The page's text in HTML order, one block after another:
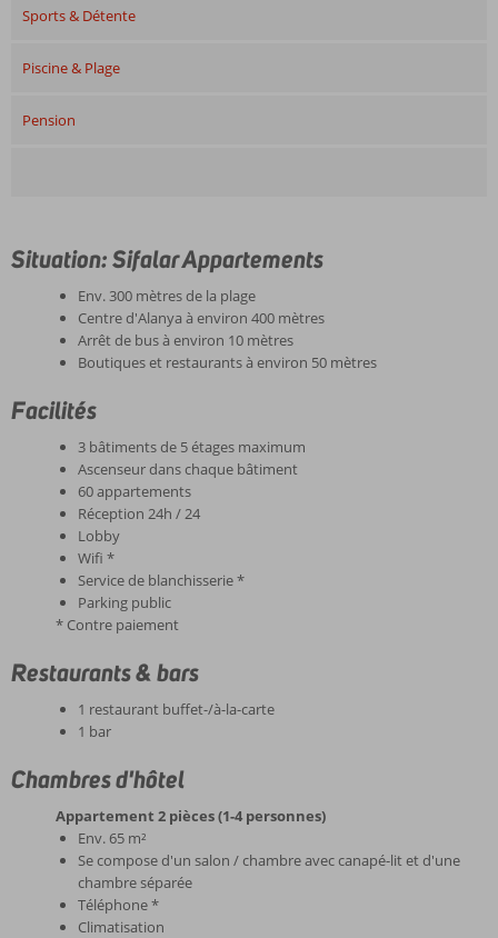
Sports & Détente
Piscine & Plage
Pension
Situation: Sifalar Appartements
Env. 300 mètres de la plage
Centre d'Alanya à environ 400 mètres
Arrêt de bus à environ 10 mètres
Boutiques et restaurants à environ 50 mètres
Facilités
3 bâtiments de 5 étages maximum
Ascenseur dans chaque bâtiment
60 appartements
Réception 24h / 24
Lobby
Wifi *
Service de blanchisserie *
Parking public
* Contre paiement
Restaurants & bars
1 restaurant buffet-/à-la-carte
1 bar
Chambres d'hôtel
Appartement 2 pièces (1-4 personnes)
Env. 65 m²
Se compose d'un salon / chambre avec canapé-lit et d'une
chambre séparée
Téléphone *
Climatisation